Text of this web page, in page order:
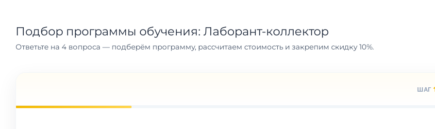
Подбор программы обучения: Лаборант-коллектор
Ответьте на 4 вопроса — подберём программу, рассчитаем стоимость и закрепим скидку 10%.
ШАГ